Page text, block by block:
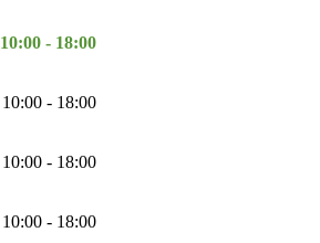
10:00 - 18:00
10:00 - 18:00
10:00 - 18:00
10:00 - 18:00